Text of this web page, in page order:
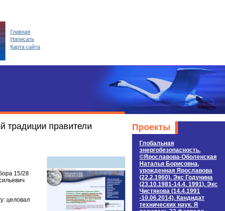
традиции правители
15/28
целовал
Проекты
Глобальная
энергобезопасность.
©Ярославова-Оболенская
Наталья Борисовна,
урожденная Ярославова
(22.2.1960). Экс Годунина
(23.10.1981-14.4. 1991). Экс
Чистякова (14.4.1991
-10.06.2014). Кандидат
технических наук. Я
Главная
Написать
Карта сайта